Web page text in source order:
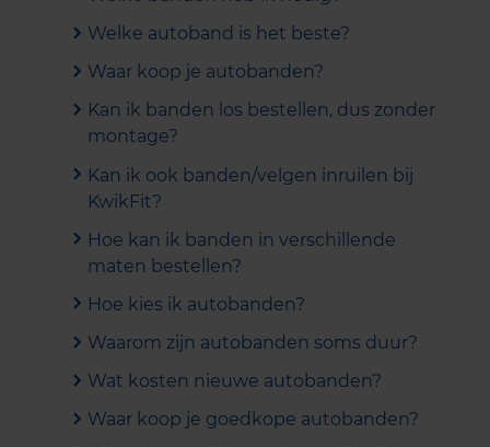
Welke autoband is het beste?
Waar koop je autobanden?
Kan ik banden los bestellen, dus zonder
montage?
Kan ik ook banden/velgen inruilen bij
KwikFit?
Hoe kan ik banden in verschillende
maten bestellen?
Hoe kies ik autobanden?
Waarom zijn autobanden soms duur?
Wat kosten nieuwe autobanden?
Waar koop je goedkope autobanden?